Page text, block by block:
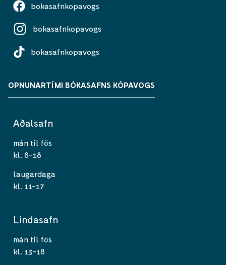
bokasafnkopavogs
bokasafnkopavogs
bokasafnkopavogs
OPNUNARTÍMI BÓKASAFNS KÓPAVOGS
Aðalsafn
mán til fös
kl. 8-18
laugardaga
kl. 11-17
Lindasafn
mán til fös
kl. 13-18